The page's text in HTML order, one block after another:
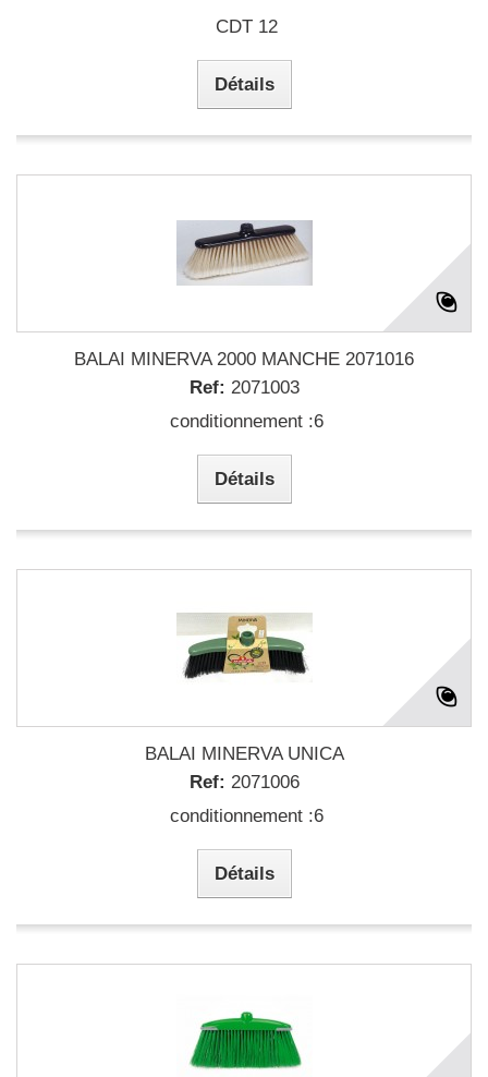
CDT 12
Détails
BALAI MINERVA 2000 MANCHE 2071016
Ref: 2071003
conditionnement :6
Détails
BALAI MINERVA UNICA
Ref: 2071006
conditionnement :6
Détails